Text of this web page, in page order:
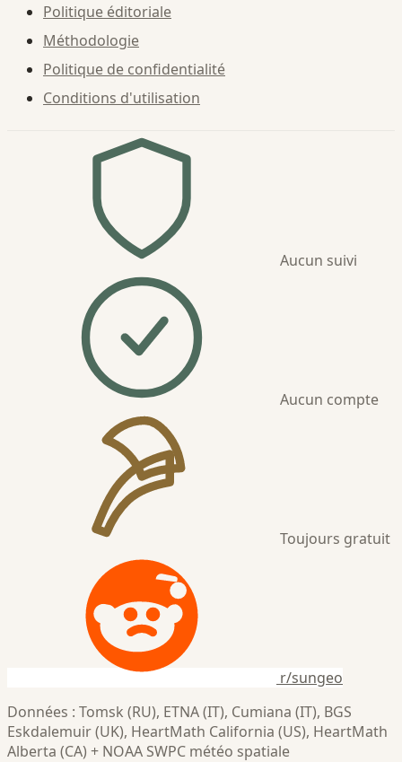
Politique éditoriale
Méthodologie
Politique de confidentialité
Conditions d'utilisation
Aucun suivi
Aucun compte
Toujours gratuit
r/sungeo
Données : Tomsk (RU), ETNA (IT), Cumiana (IT), BGS
Eskdalemuir (UK), HeartMath California (US), HeartMath
Alberta (CA) + NOAA SWPC météo spatiale